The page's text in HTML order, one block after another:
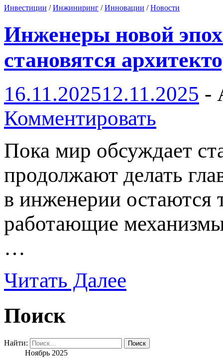
Инвестиции /Инжиниринг /Инновации /Новости
Инженеры новой
становятся
16.11.202512.11.2025 -
Комментировать
Пока мир обсуждает
продолжают делать
в инженерии остаются
работающие
…
Читать Далее
Поиск
Найти:
Ноябрь 2025